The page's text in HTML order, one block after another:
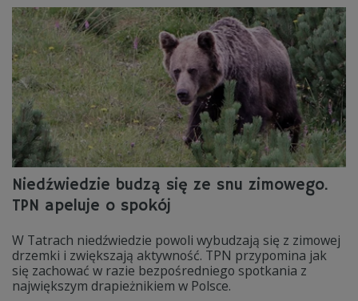
Niedźwiedzie budzą się ze snu zimowego.
TPN apeluje o spokój
W Tatrach niedźwiedzie powoli wybudzają się z zimowej
drzemki i zwiększają aktywność. TPN przypomina jak
się zachować w razie bezpośredniego spotkania z
największym drapieżnikiem w Polsce.